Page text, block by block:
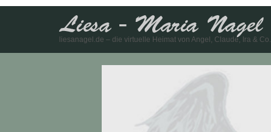
liesanagel.de – die virtuelle Heimat von Angel, Claude, Ira & Co.